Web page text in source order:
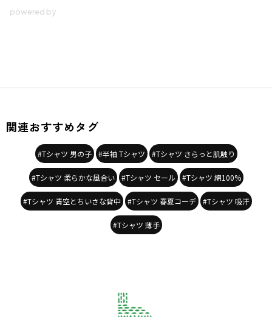
関連おすすめタグ
#Tシャツ 男の子 #半袖 Tシャツ #Tシャツ さらっと肌触り
#Tシャツ 柔らかな風合い #Tシャツ セール #Tシャツ 綿100%
#Tシャツ 青空とちいさな背中 #Tシャツ 春夏コーデ #Tシャツ 吸汗
#Tシャツ 薄手